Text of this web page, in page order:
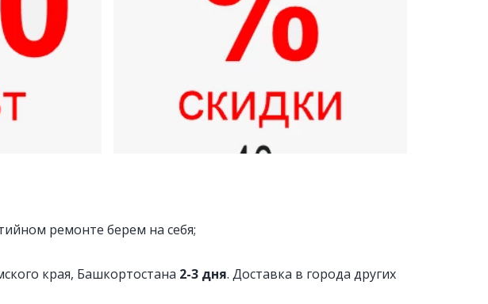
ремонте берем на себя;
края, Башкортостана 2-3 дня. Доставка в города других